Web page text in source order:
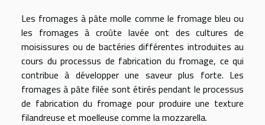
Les fromages à pâte molle comme le fromage bleu ou
les fromages à croûte lavée ont des cultures de
moisissures ou de bactéries différentes introduites au
cours du processus de fabrication du fromage, ce qui
contribue à développer une saveur plus forte. Les
fromages à pâte filée sont étirés pendant le processus
de fabrication du fromage pour produire une texture
filandreuse et moelleuse comme la mozzarella.